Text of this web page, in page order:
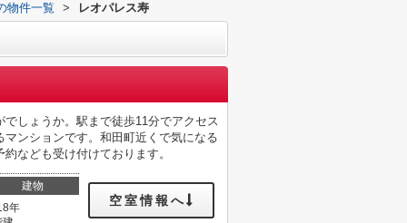
物件一覧 > レオパレス寿
しょうか。駅まで徒歩11分でアクセス
ンションです。和田町近くで気になる
なども受け付けております。
建物
年
空室情報へ